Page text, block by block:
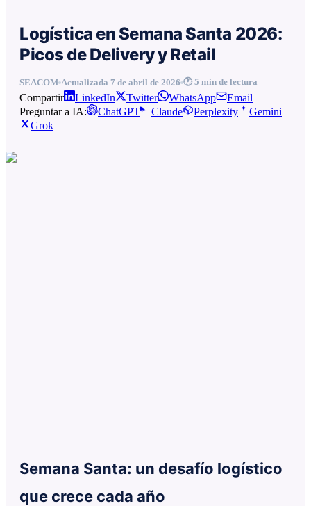
Logística en Semana Santa 2026:
Picos de Delivery y Retail
SEACOM Actualizada 7 de abril de 2026 🕐 5 min de lectura
Compartir LinkedIn Twitter WhatsApp
Email
Preguntar a IA:
ChatGPT Claude Perplexity
Gemini
Grok
Semana Santa: un desafío logístico
que crece cada año